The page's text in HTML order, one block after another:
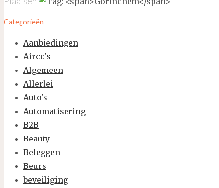
Categorieën
Aanbiedingen
Airco's
Algemeen
Allerlei
Auto's
Automatisering
B2B
Beauty
Beleggen
Beurs
beveiliging